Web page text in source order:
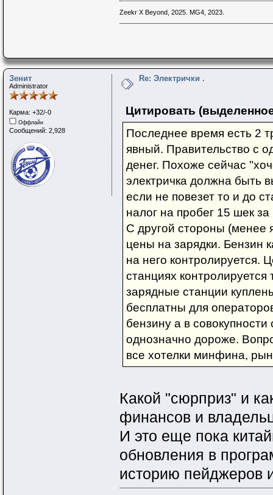
Zeekr X Beyond, 2025. MG4, 2023.
Зенит
Administrator
Карма: +32/-0
Оффлайн
Сообщений: 2,928
Re: Электрички .
Цитировать
Последнее время есть 2
явный. Правительство с
денег. Похоже сейчас
электричка должна быть
если не повезет то и до
налог на пробег 15 шек за
С другой стороны (менее
цены на зарядки. Бензин
на него контролируется.
станциях
зарядные станции
бесплатны для
бензину а в
однозначно дороже.
все хотелки минфина,
Какой "сюрприз" и
финансов и
И это еще пока
обновления в
историю пейджеров